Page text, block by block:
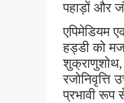
पहाड़ों और
एपिमेडियम
हड्डी को
शुक्राणुशोथ,
प्रभावी रूप